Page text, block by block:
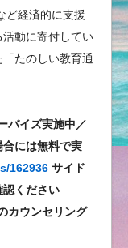
ど経済的に支援
動に寄付してい
たのしい教育通
バイズ実施中／
には無料で実
162936 サイド
認ください
カウンセリング